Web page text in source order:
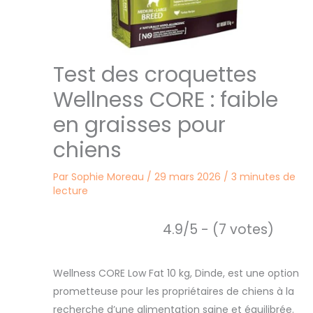
Test des croquettes
Wellness CORE : faible
en graisses pour
chiens
Par Sophie Moreau / 29 mars 2026 / 3 minutes de
lecture
4.9/5 - (7 votes)
Wellness CORE Low Fat 10 kg, Dinde, est une option
prometteuse pour les propriétaires de chiens à la
recherche d’une alimentation saine et équilibrée.